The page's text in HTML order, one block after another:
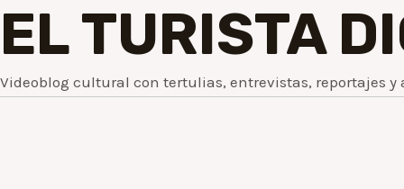
EL TURISTA
Videoblog cultural con tertulias, entrevistas, reportajes y